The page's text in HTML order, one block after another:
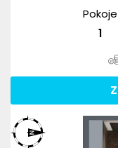
Pokoje
1